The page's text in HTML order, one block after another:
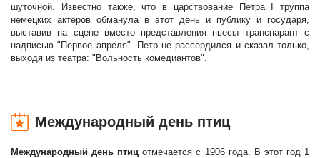
шуточной. Известно также, что в царствование Петра I труппа
немецких актеров обманула в этот день и публику и государя,
выставив на сцене вместо представления пьесы транспарант с
надписью "Первое апреля". Петр не рассердился и сказал только,
выходя из театра: "Вольность комедиантов".
Международный день птиц
Международный день птиц отмечается с 1906 года. В этот год 1